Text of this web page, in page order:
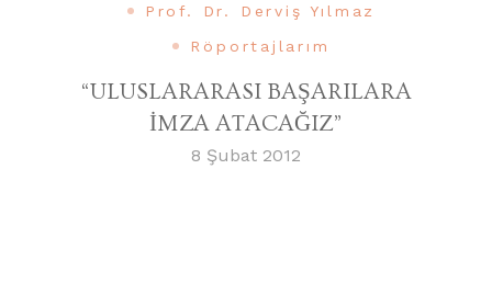
Prof. Dr. Derviş Yılmaz
Röportajlarım
“ULUSLARARASI BAŞARILARA
İMZA ATACAĞIZ”
8 Şubat 2012